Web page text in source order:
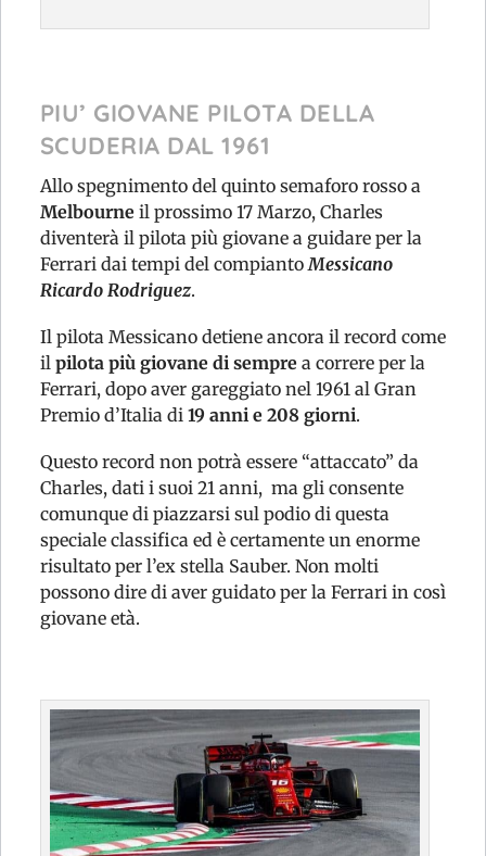
PIU’ GIOVANE PILOTA DELLA
SCUDERIA DAL 1961
Allo spegnimento del quinto semaforo rosso a
Melbourneil prossimo 17 Marzo, Charles
diventerà il pilota più giovane a guidare per la
Ferrari dai tempi del compiantoMessicano
Ricardo Rodriguez.
Il pilota Messicano detiene ancora il record come
il pilota più giovane di semprea correre per la
Ferrari, dopo aver gareggiato nel 1961 al Gran
Premio d’Italia di 19 anni e 208 giorni.
Questo record non potrà essere “attaccato” da
Charles, dati i suoi 21 anni, ma gli consente
comunque di piazzarsi sul podio di questa
speciale classifica ed è certamente un enorme
risultato per l’ex stella Sauber. Non molti
possono dire di aver guidato per la Ferrari in così
giovane età.